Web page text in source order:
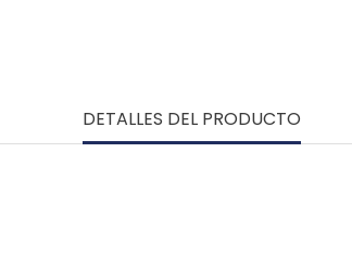
DETALLES DEL PRODUCTO